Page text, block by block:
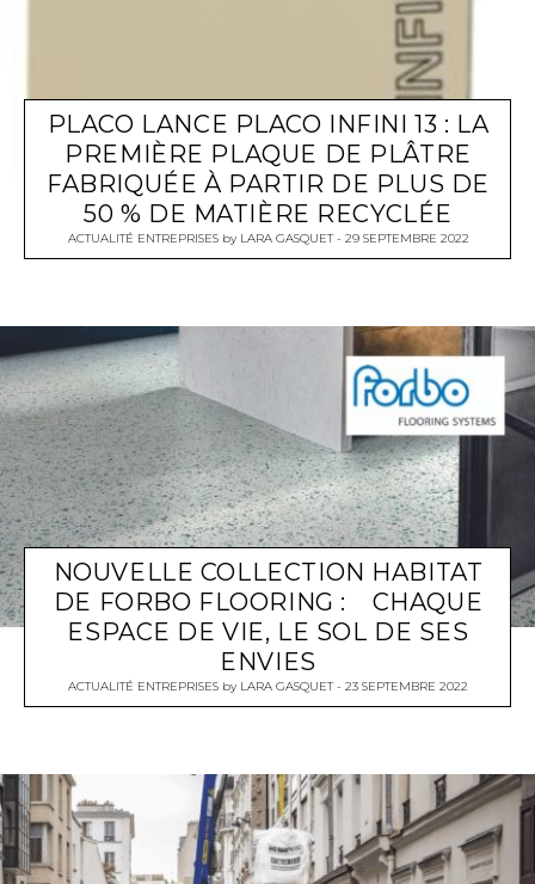
PLACO LANCE PLACO INFINI 13 : LA
PREMIÈRE PLAQUE DE PLÂTRE
FABRIQUÉE À PARTIR DE PLUS DE
50 % DE MATIÈRE RECYCLÉE
ACTUALITÉ ENTREPRISESby LARA GASQUET 29 SEPTEMBRE 2022
NOUVELLE COLLECTION HABITAT
DE FORBO FLOORING : CHAQUE
ESPACE DE VIE, LE SOL DE SES
ENVIES
ACTUALITÉ ENTREPRISES by LARA GASQUET 23 SEPTEMBRE 2022